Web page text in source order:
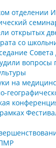
отделении
открытых
со
Совета
вопросы
на